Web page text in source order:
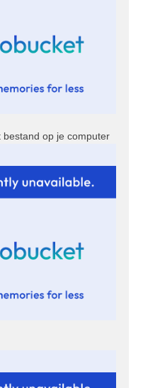
bestand op je computer